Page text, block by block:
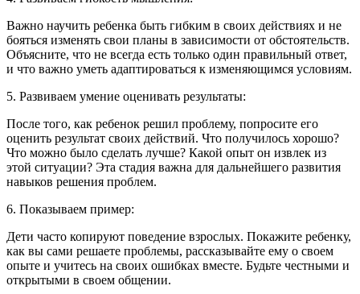
Важно научить ребенка быть гибким в своих действиях и не
бояться изменять свои планы в зависимости от обстоятельств.
Объясните, что не всегда есть только один правильный ответ,
и что важно уметь адаптироваться к изменяющимся условиям.
5. Развиваем умение оценивать результаты:
После того, как ребенок решил проблему, попросите его
оценить результат своих действий. Что получилось хорошо?
Что можно было сделать лучше? Какой опыт он извлек из
этой ситуации? Эта стадия важна для дальнейшего развития
навыков решения проблем.
6. Показываем пример:
Дети часто копируют поведение взрослых. Покажите ребенку,
как вы сами решаете проблемы, рассказывайте ему о своем
опыте и учитесь на своих ошибках вместе. Будьте честными и
открытыми в своем общении.